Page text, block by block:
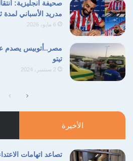
صحيفة انجليزية:
مدريد الأسباني
6 مايو، 2026
مصر..أتوبيس يصدم
تيتو
2 سبتمبر، 2024
الصفحة
التالية
الأخيرة
تصاعد اتهامات